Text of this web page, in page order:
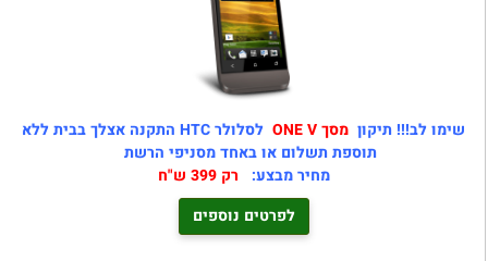
שימו לב!!! תיקון מסך ONE V
לסלולר HTC התקנה אצלך בבית ללא
תוספת תשלום או באחד מסניפי הרשת
מחיר מבצע: רק 399 ש"ח
לפרטים נוספים